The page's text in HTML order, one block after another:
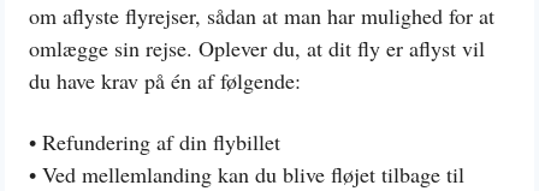
om aflyste flyrejser, sådan at man har mulighed for at
omlægge sin rejse. Oplever du, at dit fly er aflyst vil
du have krav på én af følgende:
• Refundering af din flybillet
• Ved mellemlanding kan du blive fløjet tilbage til